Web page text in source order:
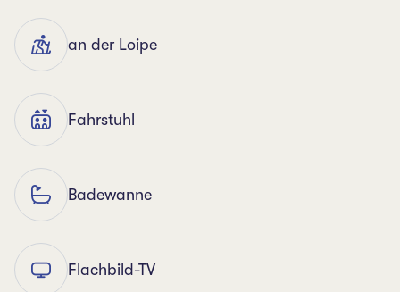
an der Loipe
Fahrstuhl
Badewanne
Flachbild-TV